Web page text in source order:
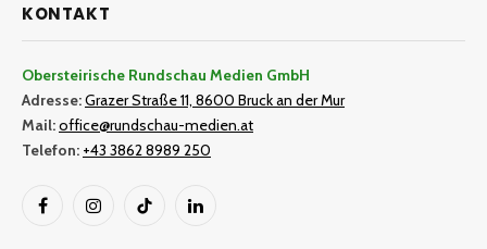
KONTAKT
Obersteirische Rundschau Medien GmbH
Adresse:Grazer Straße 11, 8600 Bruck an der Mur
Mail:office@rundschau-medien.at
Telefon: +43 3862 8989 250
FacebookInstagramTikTok LinkedIn